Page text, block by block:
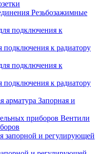
Резьбозажимные
подключения к радиатору
подключения к радиатору
Запорная и
Вентили